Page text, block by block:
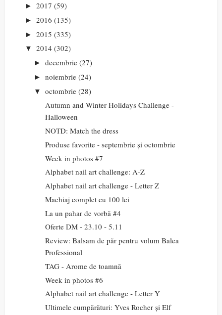
► 2017 (59)
► 2016 (135)
► 2015 (335)
▼ 2014 (302)
► decembrie (27)
► noiembrie (24)
▼ octombrie (28)
Autumn and Winter Holidays Challenge -
Halloween
NOTD: Match the dress
Produse favorite - septembrie și octombrie
Week in photos #7
Alphabet nail art challenge: A-Z
Alphabet nail art challenge - Letter Z
Machiaj complet cu 100 lei
La un pahar de vorbă #4
Oferte DM - 23.10 - 5.11
Review: Balsam de păr pentru volum Balea
Professional
TAG - Arome de toamnă
Week in photos #6
Alphabet nail art challenge - Letter Y
Ultimele cumpărături: Yves Rocher și Elf